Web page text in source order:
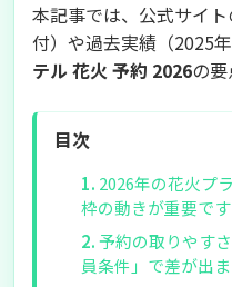
本記事では、公式サイ
付）や過去実績（2025年
テル 花火 予約 2026の要
目次
2026年の花火プ
枠の動きが重要です
予約の取りやす
員条件」で差が出